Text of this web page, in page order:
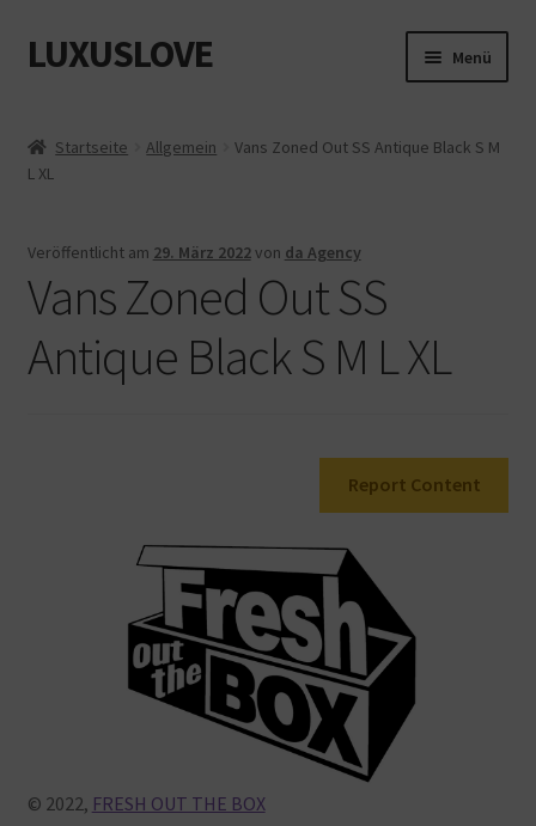
Zur
Navigation
Zum
Inhalt
LUXUSLOVE Menü
Cookie-Richtlinie (EU)
Datenschutz
Impressum
Kasse
Startseite Allgemein
Vans Zoned Out SS Antique Black S M
L XL
Veröffentlicht am 29. März 2022von da Agency
Vans Zoned Out SS
Antique Black S M L XL
Report Content
© 2022, FRESH OUT THE BOX